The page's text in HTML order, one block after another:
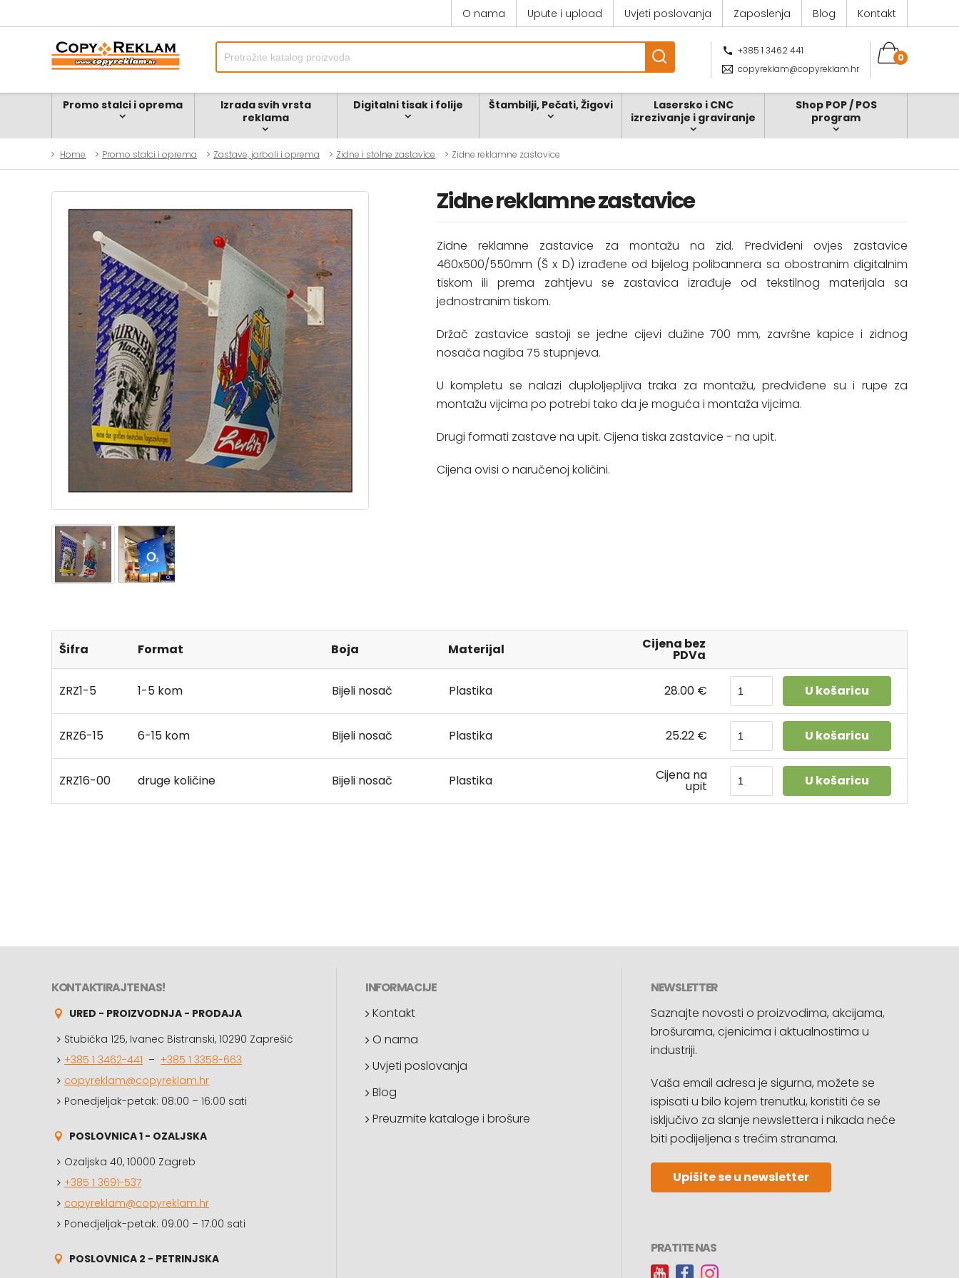
O nama Upute i upload Uvjeti poslovanja Zaposlenja Blog Kontakt
+385 1 3462 441
copyreklam@copyreklam.hr
0
Promo stalci i oprema
Izrada svih vrsta
reklama
Digitalni tisak i folije Štambilji, Pečati, Žigovi
Lasersko i CNC
izrezivanje i graviranje
Shop POP / POS
program
Home Promo stalci i oprema Zastave, jarboli i oprema Zidne i stolne zastavice Zidne reklamne zastavice
Zidne reklamne zastavice
Zidne reklamne zastavice za montažu na zid. Predviđeni ovjes zastavice
460x500/550mm (Š x D) izrađene od bijelog polibannera sa obostranim digitalnim
tiskom ili prema zahtjevu se zastavica izrađuje od tekstilnog materijala sa
jednostranim tiskom.
Držač zastavice sastoji se jedne cijevi dužine 700 mm, završne kapice i zidnog
nosača nagiba 75 stupnjeva.
U kompletu se nalazi duploljepljiva traka za montažu, predviđene su i rupe za
montažu vijcima po potrebi tako da je moguća i montaža vijcima.
Drugi formati zastave na upit. Cijena tiska zastavice - na upit.
Cijena ovisi o naručenoj količini.
Šifra Format Boja Materijal Cijena bez
PDVa
ZRZ1-5 1-5 kom Bijeli nosač Plastika 28.00 € U košaricu
ZRZ6-15 6-15 kom Bijeli nosač Plastika 25.22 € U košaricu
ZRZ16-00 druge količine Bijeli nosač Plastika Cijena na
upit U košaricu
KONTAKTIRAJTE NAS!
URED - PROIZVODNJA - PRODAJA
Stubička 125, Ivanec Bistranski, 10290 Zaprešić
+385 1 3462-441 – +385 1 3358-663
copyreklam@copyreklam.hr
Ponedjeljak-petak: 08:00 – 16:00 sati
POSLOVNICA 1 - OZALJSKA
Ozaljska 40, 10000 Zagreb
+385 1 3691-537
copyreklam@copyreklam.hr
Ponedjeljak-petak: 09:00 – 17:00 sati
POSLOVNICA 2 - PETRINJSKA
INFORMACIJE
Kontakt
O nama
Uvjeti poslovanja
Blog
Preuzmite kataloge i brošure
NEWSLETTER
Saznajte novosti o proizvodima, akcijama,
brošurama, cjenicima i aktualnostima u
industriji.
Vaša email adresa je sigurna, možete se
ispisati u bilo kojem trenutku, koristiti će se
isključivo za slanje newslettera i nikada neće
biti podijeljena s trećim stranama.
Upišite se u newsletter
PRATITE NAS